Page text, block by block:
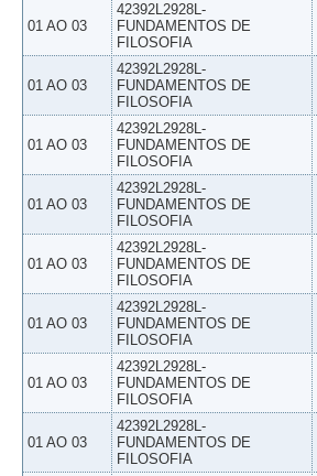
01 AO 03
42392L2928L-
FUNDAMENTOS DE
FILOSOFIA
01 AO 03
42392L2928L-
FUNDAMENTOS DE
FILOSOFIA
01 AO 03
42392L2928L-
FUNDAMENTOS DE
FILOSOFIA
01 AO 03
42392L2928L-
FUNDAMENTOS DE
FILOSOFIA
01 AO 03
42392L2928L-
FUNDAMENTOS DE
FILOSOFIA
01 AO 03
42392L2928L-
FUNDAMENTOS DE
FILOSOFIA
01 AO 03
42392L2928L-
FUNDAMENTOS DE
FILOSOFIA
01 AO 03
42392L2928L-
FUNDAMENTOS DE
FILOSOFIA